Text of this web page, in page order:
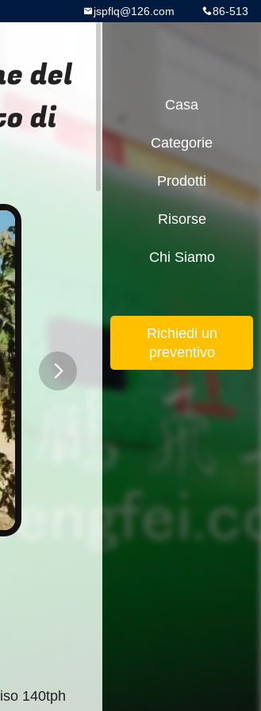
86-513
jspflq@126.com
del
di
140tph
Casa
Categorie
Prodotti
Risorse
Chi Siamo
Richiedi un
preventivo